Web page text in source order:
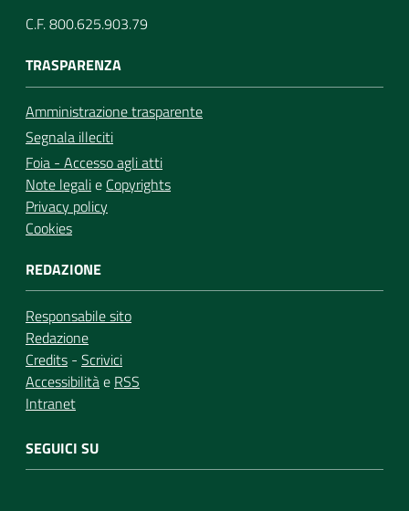
C.F. 800.625.903.79
TRASPARENZA
Amministrazione trasparente
Segnala illeciti
Foia - Accesso agli atti
Note legalie Copyrights
Privacy policy
Cookies
REDAZIONE
Responsabile sito
Redazione
Credits - Scrivici
Accessibilitàe RSS
Intranet
SEGUICI SU